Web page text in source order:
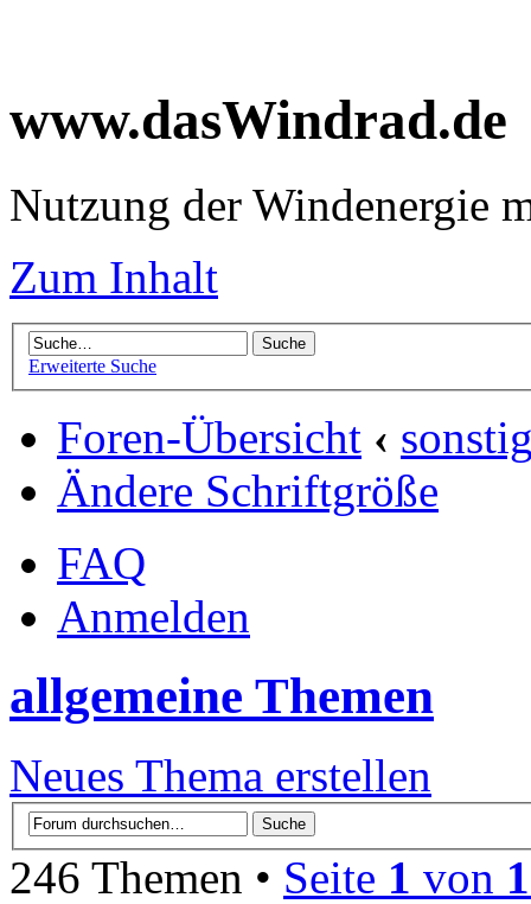
www.dasWindrad.de
Nutzung der Windenergie
Zum Inhalt
Erweiterte Suche
Foren-Übersicht ‹
Ändere Schriftgröße
FAQ
Anmelden
allgemeine Themen
Neues Thema erstellen
246 Themen • Seite 1 von